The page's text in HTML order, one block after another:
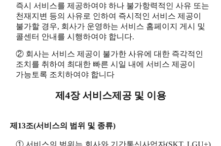
즉시 서비스를 제공하여야 하나 불가항력적인 사유 또는
천재지변 등의 사유로 인하여 즉시적인 서비스 제공이
불가할 경우, 회사가 운영하는 서비스 홈페이지 게시 및
콜센터 안내를 시행하여야 합니다.
② 회사는 서비스 제공이 불가한 사유에 대한 즉각적인
조치를 취하여 최대한 빠른 시일 내에 서비스 제공이
가능토록 조치하여야 합니다
제4장 서비스제공 및 이용
제13조(서비스의 범위 및 종류)
① 서비스의 범위는 회사와 기간통신사업자(SKT, LGU+)